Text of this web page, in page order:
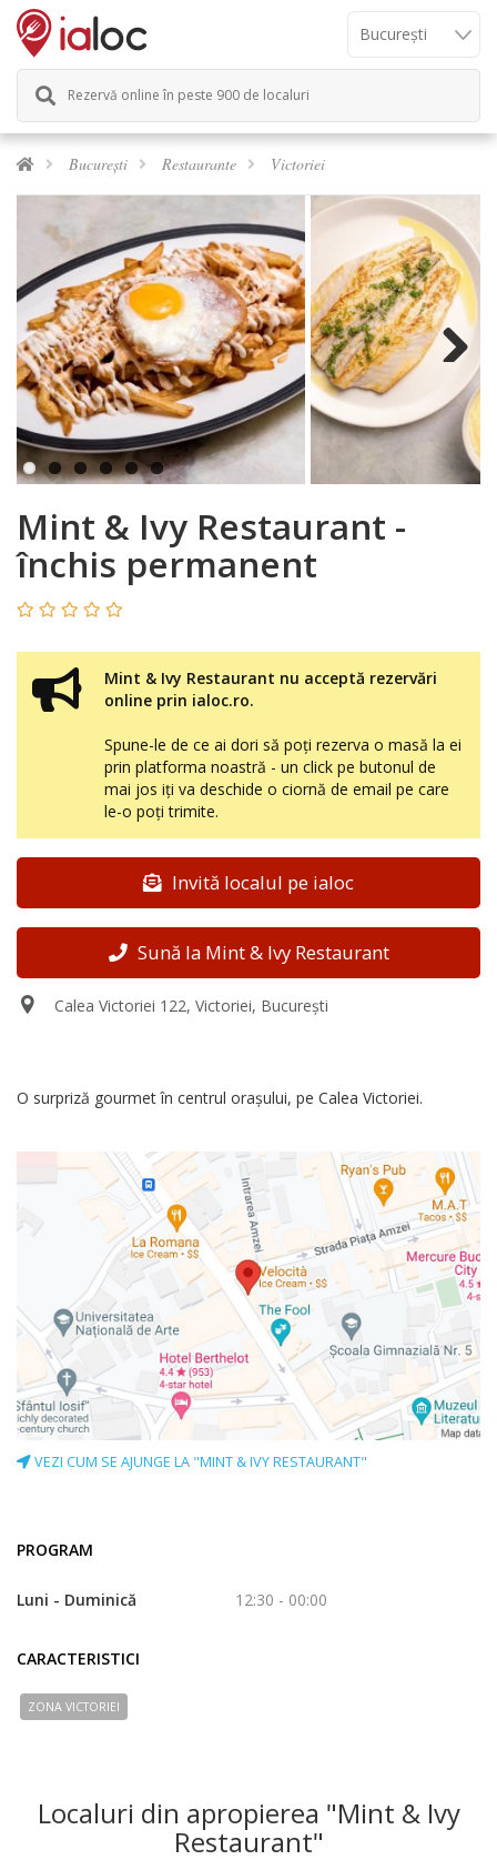
Rezervă online în peste 900 de localuri
București Restaurante Victoriei
Next
Mint & Ivy Restaurant -
închis permanent
Mint & Ivy Restaurant nu acceptă rezervări
online prin ialoc.ro.
Spune-le de ce ai dori să poți rezerva o masă la ei
prin platforma noastră - un click pe butonul de
mai jos iți va deschide o ciornă de email pe care
le-o poți trimite.
Invită localul pe ialoc
Sună la Mint & Ivy Restaurant
Calea Victoriei 122, Victoriei, București
O surpriză gourmet în centrul orașului, pe Calea Victoriei.
VEZI CUM SE AJUNGE LA "MINT & IVY RESTAURANT"
PROGRAM
Luni - Duminică 12:30 - 00:00
CARACTERISTICI
ZONA VICTORIEI
Localuri din apropierea "Mint & Ivy
Restaurant"